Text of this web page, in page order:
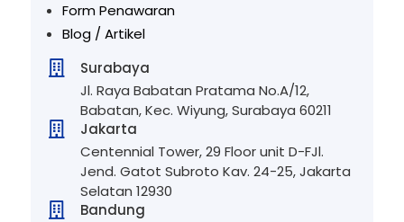
Form Penawaran
Blog / Artikel

Surabaya
Jl. Raya Babatan Pratama No.A/12,
Babatan, Kec. Wiyung, Surabaya 60211

Jakarta
Centennial Tower, 29 Floor unit D-FJl.
Jend. Gatot Subroto Kav. 24-25, Jakarta
Selatan 12930

Bandung